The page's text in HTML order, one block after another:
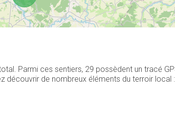
Parmi ces sentiers, 29 possèdent un tracé
de nombreux éléments du terroir local